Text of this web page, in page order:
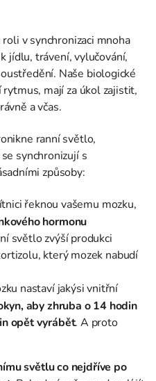
v synchronizaci mnoha
jídlu, trávení, vylučování,
Naše biologické
rytmus, mají za úkol zajistit,
a včas.
ranní světlo,
synchronizují s
způsoby:
řeknou vašemu mozku,
hormonu
světlo zvýší produkci
který mozek nabudí
nastaví jakýsi vnitřní
aby zhruba o 14 hodin
opět vyrábět. A proto
světlu co nejdříve po